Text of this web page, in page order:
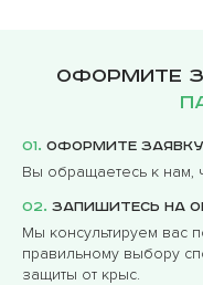
Оформите
01. Оформите заявку
Вы обращаетесь к нам,
02. Запишитесь на
Мы консультируем вас
правильному выбору
защиты от крыс.